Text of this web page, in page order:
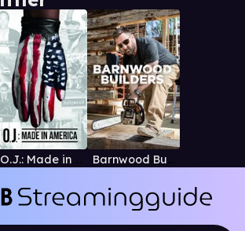
O.J.: Made in America Barnwood Builders